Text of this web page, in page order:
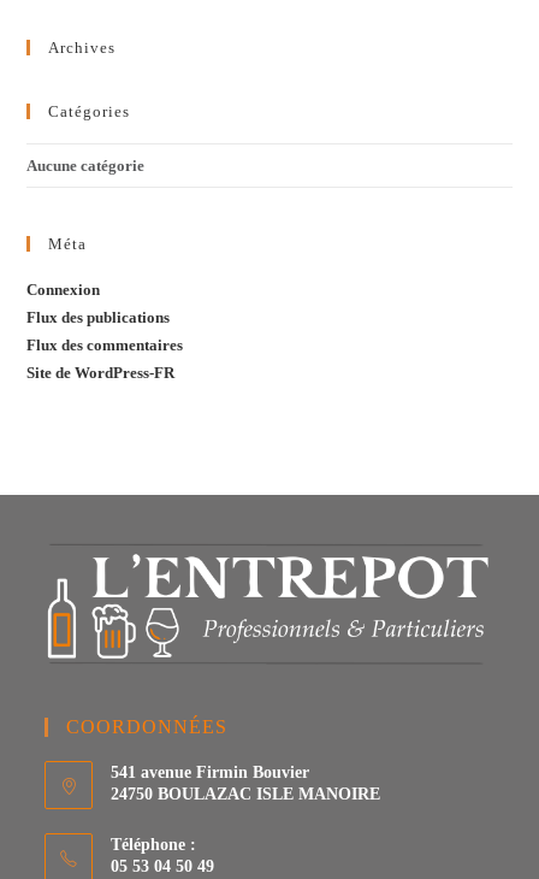
Archives
Catégories
Aucune catégorie
Méta
Connexion
Flux des publications
Flux des commentaires
Site de WordPress-FR
COORDONNÉES
541 avenue Firmin Bouvier
24750 BOULAZAC ISLE MANOIRE
Téléphone :
05 53 04 50 49